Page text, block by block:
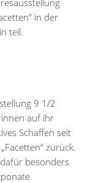
in der
teil.
9 1/2
auf ihr
Schaffen seit
zurück.
besonders